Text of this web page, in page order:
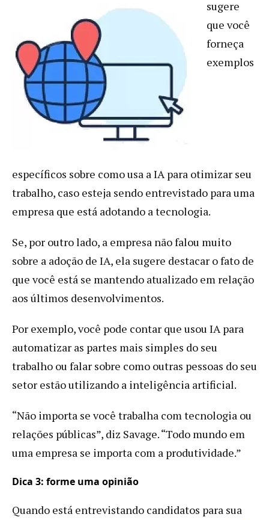
sugere
que você
forneça
exemplos
específicos sobre como usa a IA para otimizar seu
trabalho, caso esteja sendo entrevistado para uma
empresa que está adotando a tecnologia.
Se, por outro lado, a empresa não falou muito
sobre a adoção de IA, ela sugere destacar o fato de
que você está se mantendo atualizado em relação
aos últimos desenvolvimentos.
Por exemplo, você pode contar que usou IA para
automatizar as partes mais simples do seu
trabalho ou falar sobre como outras pessoas do seu
setor estão utilizando a inteligência artificial.
“Não importa se você trabalha com tecnologia ou
relações públicas”, diz Savage. “Todo mundo em
uma empresa se importa com a produtividade.”
Dica 3: forme uma opinião
Quando está entrevistando candidatos para sua